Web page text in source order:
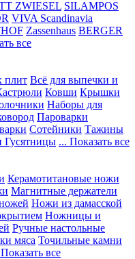
ZWIESEL SILAMPOS
VIVA Scandinavia
Zassenhaus BERGER
все
плит Всё для выпечки и
Ковши Крышки
Наборы для
Пароварки
Сотейники Тажины
Гусятницы ... Показать все
Керамотитановые ножи
Магнитные держатели
Ножи из дамасской
Ножницы и
Ручные настольные
мяса Точильные камни
все